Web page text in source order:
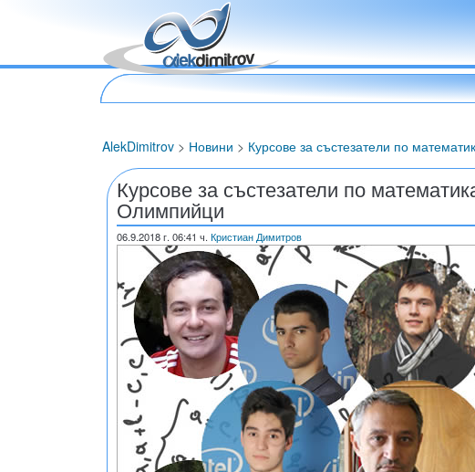
AlekDimitrov > Новини > Курсове за състезатели по
Курсове за състезатели по
Олимпийци
06.9.2018г. 06:41 ч. Кристиан Димитров